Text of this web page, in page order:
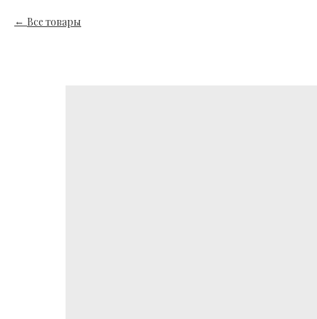
Все товары